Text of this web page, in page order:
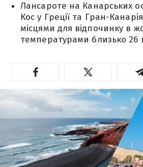
Лансароте на Канарських
Кос у Греції та Гран-
місцями для відпочинку в
температурами близько 26